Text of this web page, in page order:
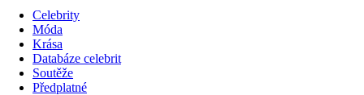
Celebrity
Móda
Krása
Databáze celebrit
Soutěže
Předplatné